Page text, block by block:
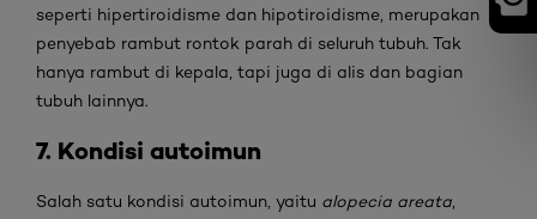
seperti hipertiroidisme dan hipotiroidisme, merupakan
penyebab rambut rontok parah di seluruh tubuh. Tak
hanya rambut di kepala, tapi juga di alis dan bagian
tubuh lainnya.
7. Kondisi autoimun
Salah satu kondisi autoimun, yaitu alopecia areata